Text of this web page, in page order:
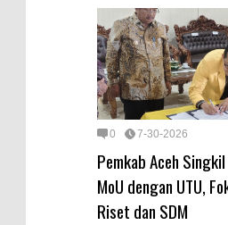
0 7-30-2026
Pemkab Aceh
MoU dengan UTU,
Riset dan SDM